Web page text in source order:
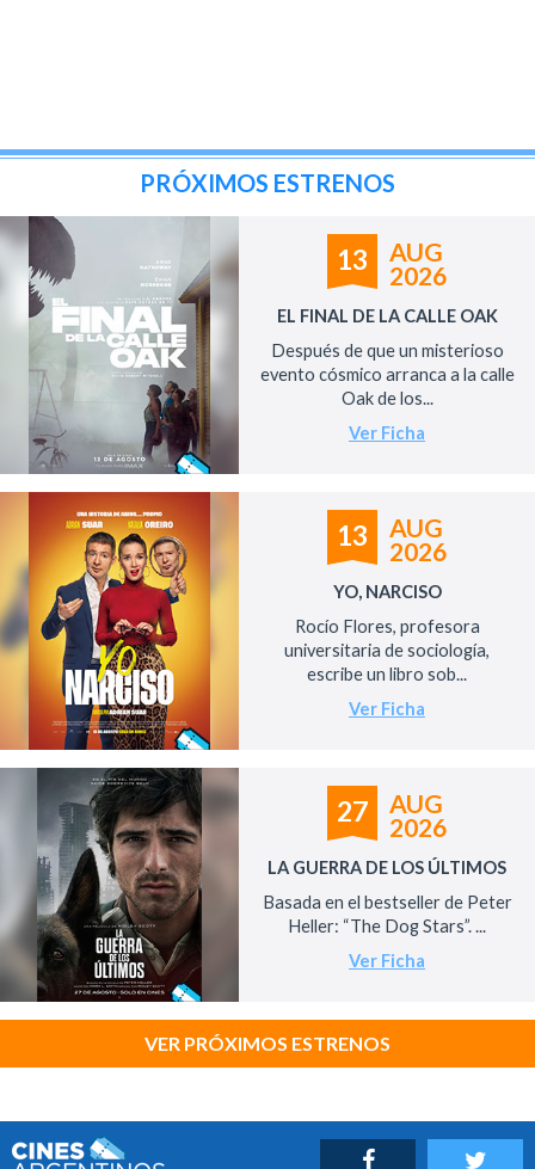
PRÓXIMOS ESTRENOS
13
AUG
2026
EL FINAL DE LA CALLE OAK
Después de que un misterioso
evento cósmico arranca a la calle
Oak de los...
Ver Ficha
13
AUG
2026
YO, NARCISO
Rocío Flores, profesora
universitaria de sociología,
escribe un libro sob...
Ver Ficha
27
AUG
2026
LA GUERRA DE LOS ÚLTIMOS
Basada en el bestseller de Peter
Heller: “The Dog Stars”. ...
Ver Ficha
VER PRÓXIMOS ESTRENOS